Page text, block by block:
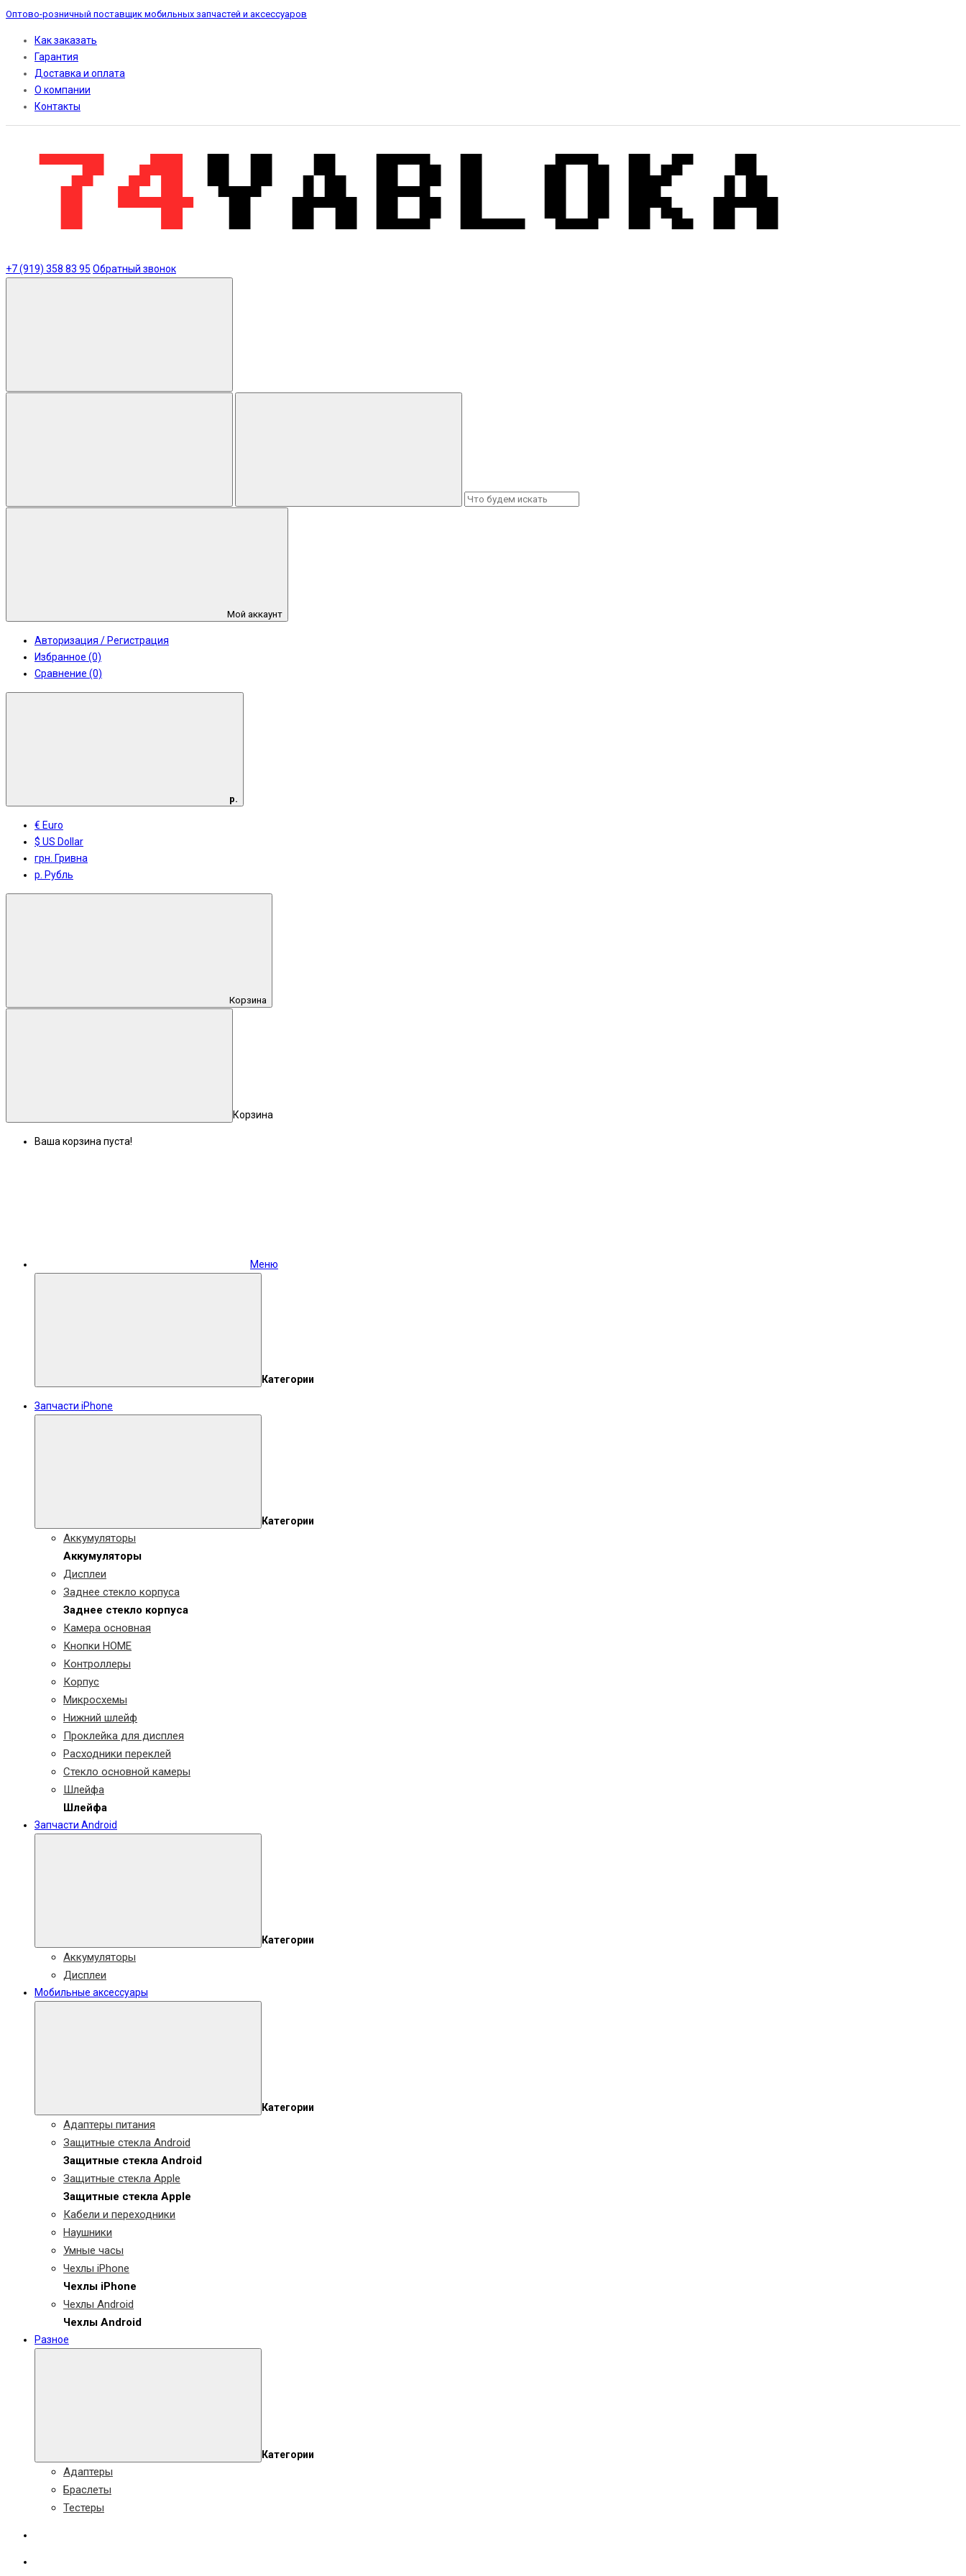
Оптово-розничный поставщик мобильных запчастей и аксессуаров
Как заказать
Гарантия
Доставка и оплата
О компании
Контакты
+7 (919) 358 83 95 Обратный звонок
Мой аккаунт
Авторизация / Регистрация
Избранное (0)
Сравнение (0)
р.
€ Euro
$ US Dollar
грн. Гривна
р. Рубль
Корзина
Корзина
Ваша корзина пуста!
Меню
Категории
Запчасти iPhone
Категории
Аккумуляторы
Аккумуляторы
Дисплеи
Заднее стекло корпуса
Заднее стекло корпуса
Камера основная
Кнопки HOME
Контроллеры
Корпус
Микросхемы
Нижний шлейф
Проклейка для дисплея
Расходники переклей
Стекло основной камеры
Шлейфа
Шлейфа
Запчасти Android
Категории
Аккумуляторы
Дисплеи
Мобильные аксессуары
Категории
Адаптеры питания
Защитные стекла Android
Защитные стекла Android
Защитные стекла Apple
Защитные стекла Apple
Кабели и переходники
Наушники
Умные часы
Чехлы iPhone
Чехлы iPhone
Чехлы Android
Чехлы Android
Разное
Категории
Адаптеры
Браслеты
Тестеры